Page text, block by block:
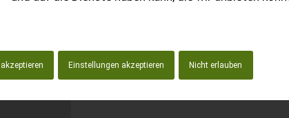
Einstellungen akzeptieren Nicht erlauben